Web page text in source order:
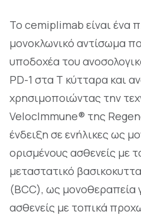
Το cemiplimab είναι ένα
μονοκλωνικό αντίσωμα
υποδοχέα του
PD-1 στα Τ κύτταρα και
χρησιμοποιώντας την
VelocImmune® της
ένδειξη σε ενήλικες ως
ορισμένους ασθενείς με
μεταστατικό
(BCC), ως μονοθεραπεία
ασθενείς με τοπικά